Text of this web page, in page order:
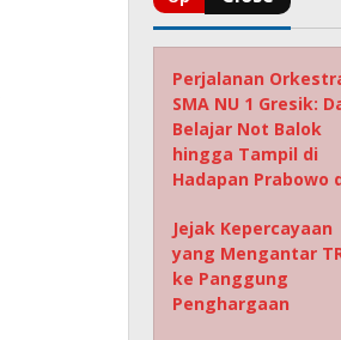
Perjalanan
SMA NU 1 Gresik:
Belajar Not Balok
hingga Tampil di
Hadapan Prabowo
Jejak Kepercayaan
yang Mengantar
ke Panggung
Penghargaan